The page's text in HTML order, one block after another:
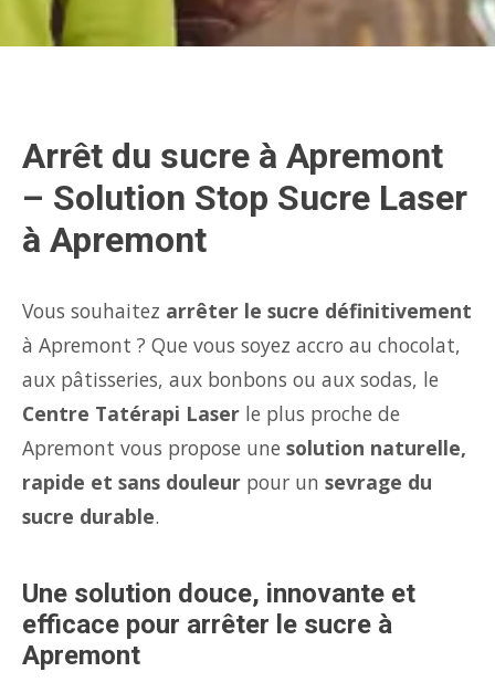
Arrêt du sucre à Apremont
– Solution Stop Sucre Laser
à Apremont
Vous souhaitez arrêter le sucre définitivement
à Apremont ? Que vous soyez accro au chocolat,
aux pâtisseries, aux bonbons ou aux sodas, le
Centre Tatérapi Laser le plus proche de
Apremont vous propose une solution naturelle,
rapide et sans douleur pour un sevrage du
sucre durable.
Une solution douce, innovante et
efficace pour arrêter le sucre à
Apremont